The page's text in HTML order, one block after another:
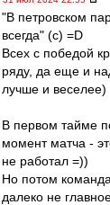
"В петровском
всегда" (с) =D
Всех с победой
ряду, да еще и
лучше и веселее)
В первом тайме
момент матча -
не работал =))
Но потом
далеко не